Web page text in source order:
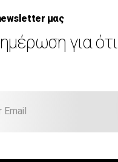
μας
για ότι